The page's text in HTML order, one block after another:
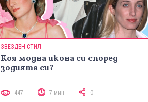
ЗВЕЗДЕН СТИЛ
Коя модна икона си според
зодията си?
447 7 мин 0